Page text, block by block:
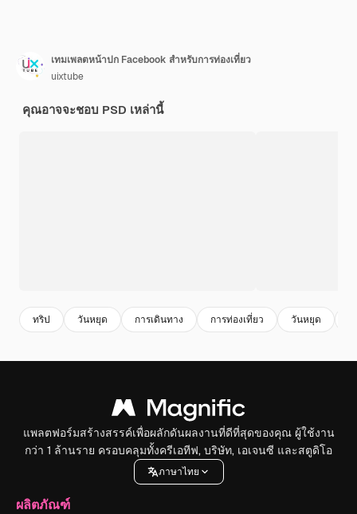
เทมเพลตหน้าปก Facebook สำหรับการท่องเที่ยว
uixtube
คุณอาจจะชอบ PSD เหล่านี้
ทริป วันหยุด การเดินทาง การท่องเที่ยว วันหยุด
แพลตฟอร์มสร้างสรรค์เพื่อผลักดันผลงานที่ดีที่สุดของคุณ ผู้ใช้งาน
กว่า 1 ล้านราย ครอบคลุมทั้งครีเอทีฟ, บริษัท, เอเจนซี และสตูดิโอ
ภาษาไทย
ผลิตภัณฑ์